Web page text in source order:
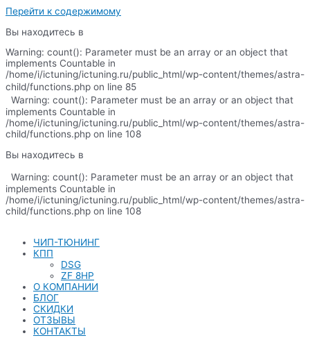
Перейти к содержимому
Вы находитесь в
Warning: count(): Parameter must be an array or an object that
implements Countable in
/home/i/ictuning/ictuning.ru/public_html/wp-content/themes/astra-
child/functions.php on line 85
Warning: count(): Parameter must be an array or an object that
implements Countable in
/home/i/ictuning/ictuning.ru/public_html/wp-content/themes/astra-
child/functions.php on line 108
Вы находитесь в
Warning: count(): Parameter must be an array or an object that
implements Countable in
/home/i/ictuning/ictuning.ru/public_html/wp-content/themes/astra-
child/functions.php on line 108
ЧИП-ТЮНИНГ
КПП
DSG
ZF 8HP
О КОМПАНИИ
БЛОГ
СКИДКИ
ОТЗЫВЫ
КОНТАКТЫ